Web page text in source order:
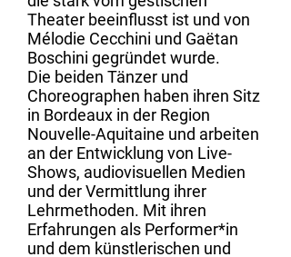
Theater beeinflusst ist und von
Mélodie Cecchini und Gaëtan
Boschini gegründet wurde.
Die beiden Tänzer und
Choreographen haben ihren Sitz
in Bordeaux in der Region
Nouvelle-Aquitaine und arbeiten
an der Entwicklung von Live-
Shows, audiovisuellen Medien
und der Vermittlung ihrer
Lehrmethoden. Mit ihren
Erfahrungen als Performer*in
und dem künstlerischen und